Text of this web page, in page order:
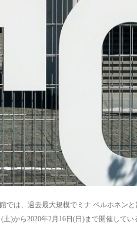
では、過去最大規模でミナ ペルホネン
土)から2020年2月16日(日)まで開催して